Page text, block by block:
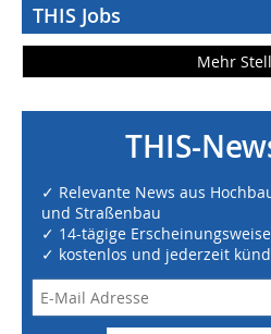
THIS Jobs
Mehr
THIS-
✓ Relevante News aus
und Straßenbau
✓ 14-tägige Erscheinungsweise
✓ kostenlos und jederzeit